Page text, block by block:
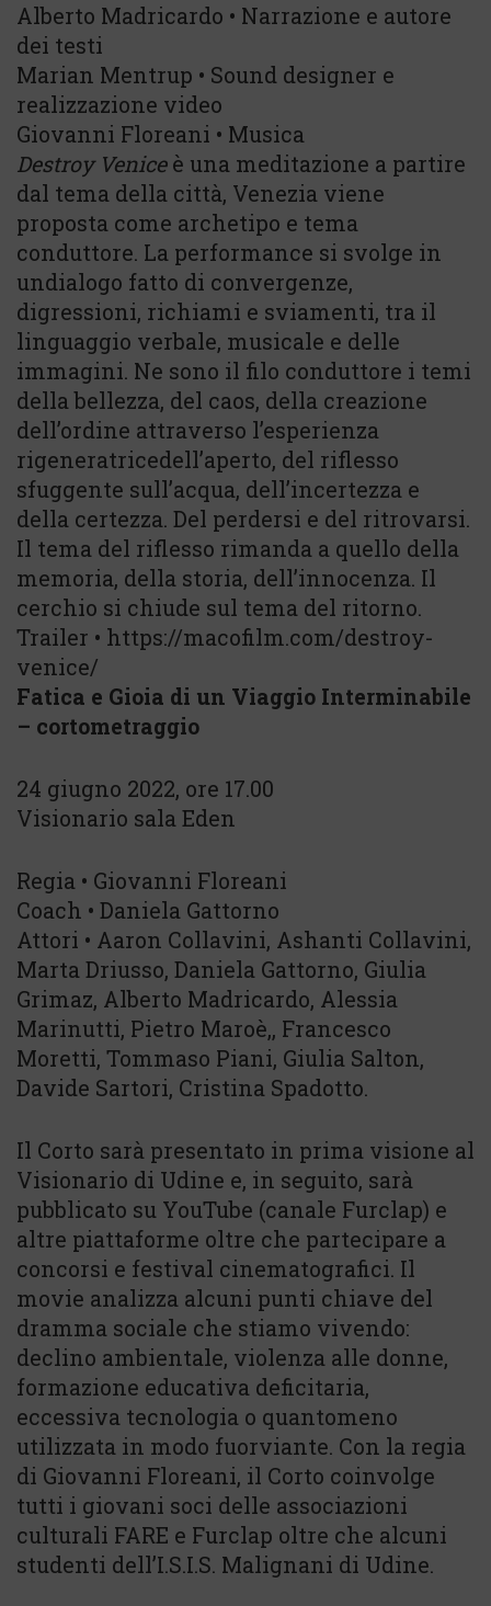
Alberto Madricardo • Narrazione e autore
dei testi
Marian Mentrup • Sound designer e
realizzazione video
Giovanni Floreani • Musica
Destroy Veniceè una meditazione a partire
dal tema della città, Venezia viene
proposta come archetipo e tema
conduttore. La performance si svolge in
undialogo fatto di convergenze,
digressioni, richiami e sviamenti, tra il
linguaggio verbale, musicale e delle
immagini. Ne sono il filo conduttore i temi
della bellezza, del caos, della creazione
dell’ordine attraverso l’esperienza
rigeneratricedell’aperto, del riflesso
sfuggente sull’acqua, dell’incertezza e
della certezza. Del perdersi e del ritrovarsi.
Il tema del riflesso rimanda a quello della
memoria, della storia, dell’innocenza. Il
cerchio si chiude sul tema del ritorno.
Trailer • https://macofilm.com/destroy-
venice/
Fatica e Gioia di un Viaggio Interminabile
– cortometraggio
24 giugno 2022, ore 17.00
Visionario sala Eden
Regia • Giovanni Floreani
Coach • Daniela Gattorno
Attori • Aaron Collavini, Ashanti Collavini,
Marta Driusso, Daniela Gattorno, Giulia
Grimaz, Alberto Madricardo, Alessia
Marinutti, Pietro Maroè,, Francesco
Moretti, Tommaso Piani, Giulia Salton,
Davide Sartori, Cristina Spadotto.
Il Corto sarà presentato in prima visione al
Visionario di Udine e, in seguito, sarà
pubblicato su YouTube (canale Furclap) e
altre piattaforme oltre che partecipare a
concorsi e festival cinematografici. Il
movie analizza alcuni punti chiave del
dramma sociale che stiamo vivendo:
declino ambientale, violenza alle donne,
formazione educativa deficitaria,
eccessiva tecnologia o quantomeno
utilizzata in modo fuorviante. Con la regia
di Giovanni Floreani, il Corto coinvolge
tutti i giovani soci delle associazioni
culturali FARE e Furclap oltre che alcuni
studenti dell’I.S.I.S. Malignani di Udine.